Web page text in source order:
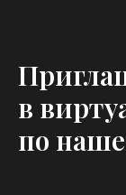
в
по